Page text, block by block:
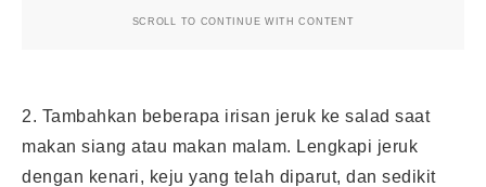
SCROLL TO CONTINUE WITH CONTENT
2. Tambahkan beberapa irisan jeruk ke salad saat
makan siang atau makan malam. Lengkapi jeruk
dengan kenari, keju yang telah diparut, dan sedikit